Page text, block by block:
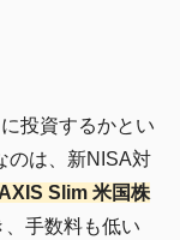
投資するかとい
のは、新NISA対
Slim 米国株
手数料も低い